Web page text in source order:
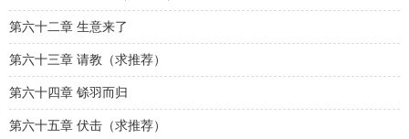
第六十二章 生意来了
第六十三章 请教（求推荐）
第六十四章 铩羽而归
第六十五章 伏击（求推荐）